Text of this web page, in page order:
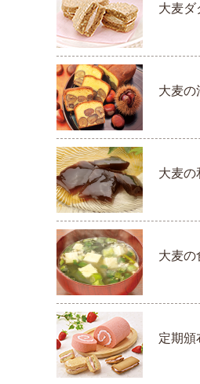
大麦ダ
大麦の
大麦の
大麦の
定期頒